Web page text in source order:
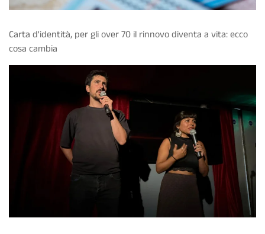
Carta d'identità, per gli over 70 il rinnovo diventa a vita: ecco
cosa cambia